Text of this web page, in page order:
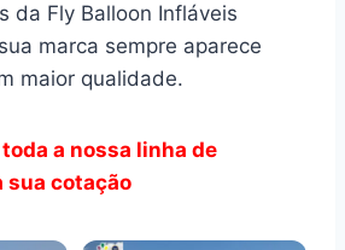
da Fly Balloon Infláveis
marca sempre aparece
maior qualidade.
a nossa linha de
sua cotação